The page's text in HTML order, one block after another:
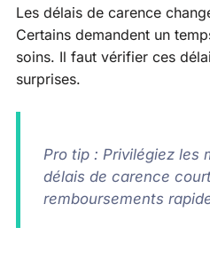
Les délais de carence
Certains demandent un
soins. Il faut vérifier ces
surprises.
Pro tip : Privilégiez les
délais de carence
remboursements